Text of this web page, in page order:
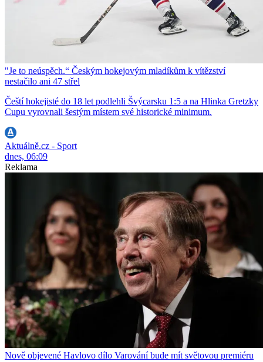
"Je to neúspěch.“ Českým hokejovým mladíkům k vítězství
nestačilo ani 47 střel
Čeští hokejisté do 18 let podlehli Švýcarsku 1:5 a na Hlinka Gretzky
Cupu vyrovnali šestým místem své historické minimum.
Aktuálně.cz - Sport
dnes, 06:09
Reklama
Nově objevené Havlovo dílo Varování bude mít světovou premiéru